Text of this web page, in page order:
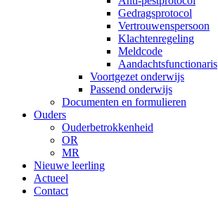
Gedragsprotocol
Vertrouwenspersoon
Klachtenregeling
Meldcode
Aandachtsfunctionaris
Voortgezet onderwijs
Passend onderwijs
Documenten en formulieren
Ouders
Ouderbetrokkenheid
OR
MR
Nieuwe leerling
Actueel
Contact